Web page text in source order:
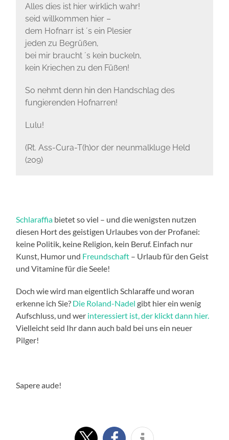
Alles dies ist hier wirklich wahr!
seid willkommen hier –
dem Hofnarr ist ´s ein Plesier
jeden zu Begrüßen,
bei mir braucht ´s kein buckeln,
kein Kriechen zu den Füßen!
So nehmt denn hin den Handschlag des
fungierenden Hofnarren!
Lulu!
(Rt. Ass-Cura-T(h)or der neunmalkluge Held
(209)
Schlaraffia bietet so viel – und die wenigsten nutzen
diesen Hort des geistigen Urlaubes von der Profanei:
keine Politik, keine Religion, kein Beruf. Einfach nur
Kunst, Humor und Freundschaft – Urlaub für den Geist
und Vitamine für die Seele!
Doch wie wird man eigentlich Schlaraffe und woran
erkenne ich Sie? Die Roland-Nadel gibt hier ein wenig
Aufschluss, und wer interessiert ist, der klickt dann hier.
Vielleicht seid Ihr dann auch bald bei uns ein neuer
Pilger!
Sapere aude!